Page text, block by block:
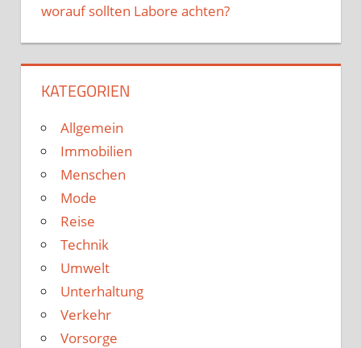
worauf sollten Labore achten?
KATEGORIEN
Allgemein
Immobilien
Menschen
Mode
Reise
Technik
Umwelt
Unterhaltung
Verkehr
Vorsorge